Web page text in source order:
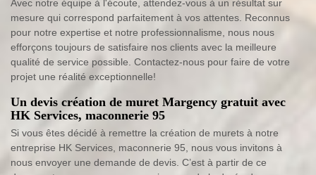
Avec notre équipe à l'écoute, attendez-vous à un résultat sur
mesure qui correspond parfaitement à vos attentes. Reconnus
pour notre expertise et notre professionnalisme, nous nous
efforçons toujours de satisfaire nos clients avec la meilleure
qualité de service possible. Contactez-nous pour faire de votre
projet une réalité exceptionnelle!
Un devis création de muret Margency gratuit avec
HK Services, maconnerie 95
Si vous êtes décidé à remettre la création de murets à notre
entreprise HK Services, maconnerie 95, nous vous invitons à
nous envoyer une demande de devis. C’est à partir de ce